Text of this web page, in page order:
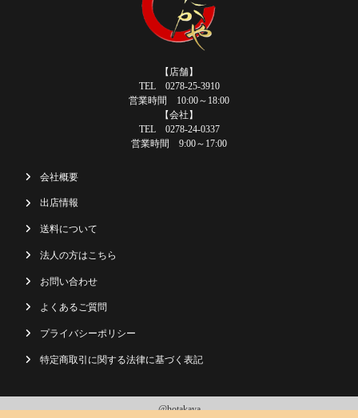
【店舗】
TEL 0278-25-3910
営業時間 10:00～18:00
【会社】
TEL 0278-24-0337
営業時間 9:00～17:00
会社概要
出店情報
送料について
法人の方はこちら
お問い合わせ
よくあるご質問
プライバシーポリシー
特定商取引に関する法律に基づく表記
@hotakaya